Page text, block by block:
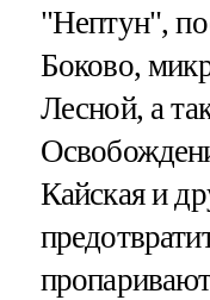
"Нептун",
Боково,
Лесной, а
Кайская и